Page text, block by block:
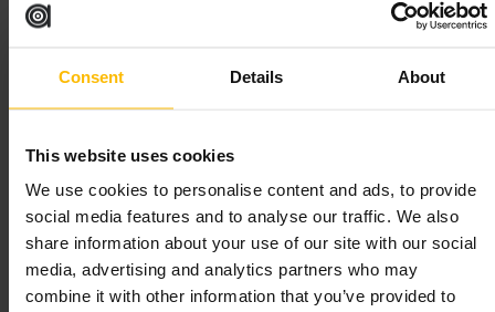
Consent Details About
This website uses cookies
We use cookies to personalise content and ads, to provide
social media features and to analyse our traffic. We also
share information about your use of our site with our social
media, advertising and analytics partners who may
combine it with other information that you’ve provided to
Geeignet für
# Sportmuseum # Sportgeschichte #IrischerSport #Stadiontour
#Familienausflug #DublinEntdecken #Drumcondra
Was Sie erwartet